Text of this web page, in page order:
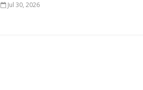
Jul 30, 2026